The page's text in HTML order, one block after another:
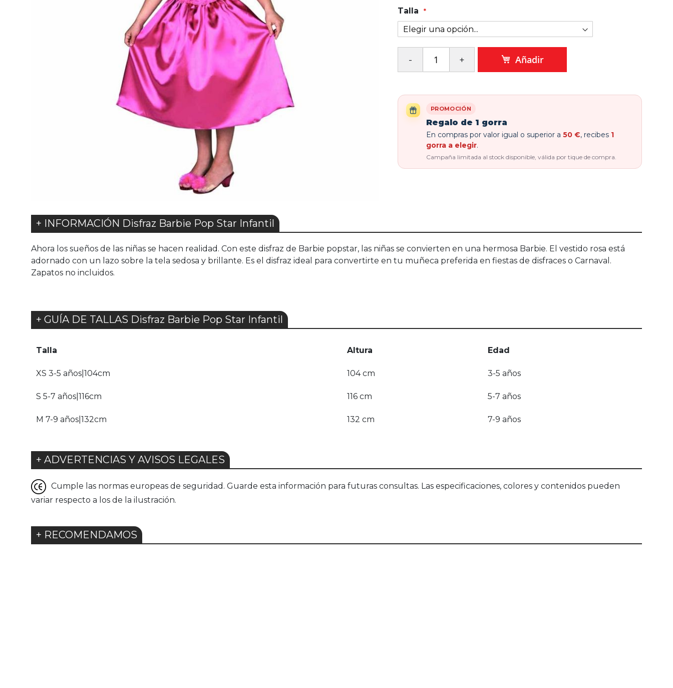
Talla
Añadir
PROMOCIÓN
Regalo de 1 gorra
En compras por valor igual o superior a 50 €, recibes 1
gorra a elegir.
Campaña limitada al stock disponible, válida por tique de compra.
+ INFORMACIÓN Disfraz Barbie Pop Star Infantil
Ahora los sueños de las niñas se hacen realidad. Con este disfraz de Barbie popstar, las niñas se convierten en una hermosa Barbie. El vestido rosa está
adornado con un lazo sobre la tela sedosa y brillante. Es el disfraz ideal para convertirte en tu muñeca preferida en fiestas de disfraces o Carnaval.
Zapatos no incluidos.
+ GUÍA DE TALLAS Disfraz Barbie Pop Star Infantil
Talla Altura Edad
XS 3-5 años|104cm 104 cm 3-5 años
S 5-7 años|116cm 116 cm 5-7 años
M 7-9 años|132cm 132 cm 7-9 años
+ ADVERTENCIAS Y AVISOS LEGALES
Cumple las normas europeas de seguridad. Guarde esta información para futuras consultas. Las especificaciones, colores y contenidos pueden
variar respecto a los de la ilustración.
+ RECOMENDAMOS